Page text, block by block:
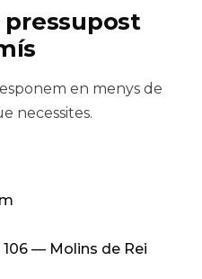
en menys de
necessites.
— Molins de Rei